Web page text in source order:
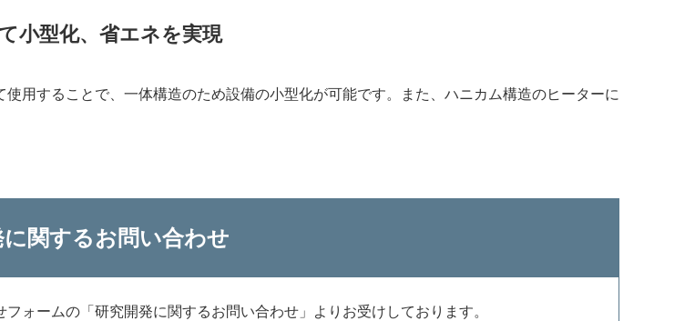
小型化、省エネを実現
用することで、一体構造のため設備の小型化が可能です。また、ハニカム構造のヒーターに
関するお問い合わせ
ォームの「研究開発に関するお問い合わせ」よりお受けしております。